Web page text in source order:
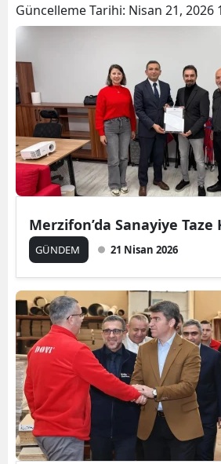
Güncelleme Tarihi: Nisan 21, 2026
Merzifon’da Sanayiye Taze
GÜNDEM 21 Nisan 2026